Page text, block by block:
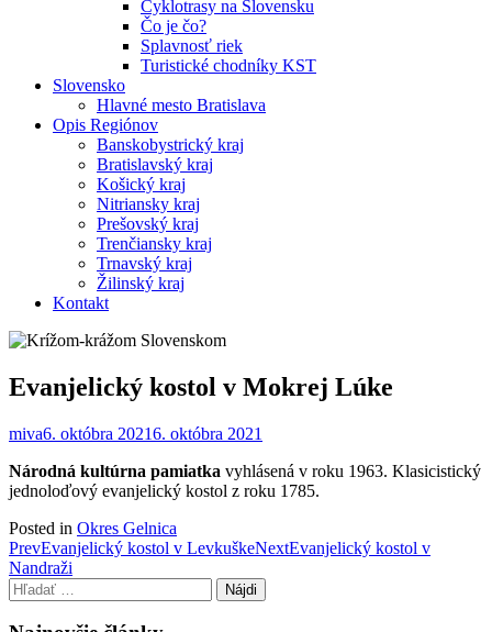
Cyklotrasy na Slovensku
Čo je čo?
Splavnosť riek
Turistické chodníky KST
Slovensko
Hlavné mesto Bratislava
Opis Regiónov
Banskobystrický kraj
Bratislavský kraj
Košický kraj
Nitriansky kraj
Prešovský kraj
Trenčiansky kraj
Trnavský kraj
Žilinský kraj
Kontakt
Evanjelický kostol v Mokrej Lúke
miva6. októbra 20216. októbra 2021
Národná kultúrna pamiatka vyhlásená v roku 1963. Klasicistický
jednoloďový evanjelický kostol z roku 1785.
Posted in Okres Gelnica
Post
navigation
PrevEvanjelický kostol v LevkuškeNextEvanjelický kostol v
Nandraži
Hľadať: